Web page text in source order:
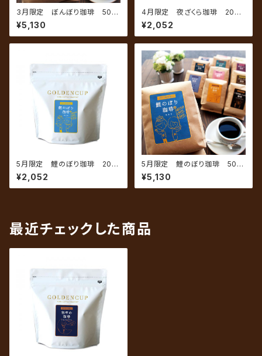
3月限定 ぼんぼり珈琲 500
g（約50杯分）
¥5,130
4月限定 夜ざくら珈琲 200g
（約20杯分）
¥2,052
5月限定 鯉のぼり珈琲 200
g（約20杯分）
¥2,052
5月限定 鯉のぼり珈琲 500
g（約50杯分）
¥5,130
最近チェックした商品